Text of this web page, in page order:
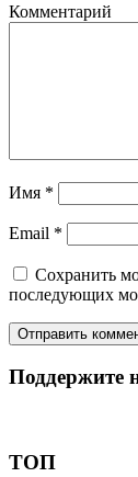
Комментарий
Имя *
Email *
Сохранить
последующих
Поддержите
ТОП